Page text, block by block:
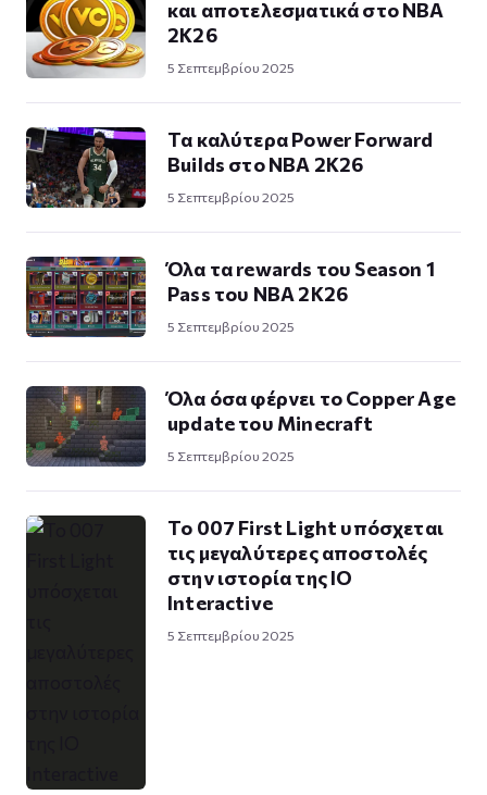
και αποτελεσματικά στο NBA
2K26
5 Σεπτεμβρίου 2025
Τα καλύτερα Power Forward
Builds στο NBA 2K26
5 Σεπτεμβρίου 2025
Όλα τα rewards του Season 1
Pass του NBA 2K26
5 Σεπτεμβρίου 2025
Όλα όσα φέρνει το Copper Age
update του Minecraft
5 Σεπτεμβρίου 2025
Το 007 First Light υπόσχεται
τις μεγαλύτερες αποστολές
στην ιστορία της IO
Interactive
5 Σεπτεμβρίου 2025